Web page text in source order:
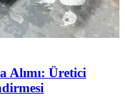
Alımı: Üretici